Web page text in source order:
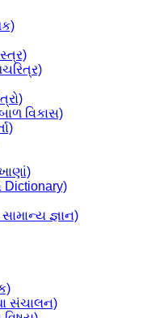
વિકાસ)
Dictionary)
જ્ઞાન)
સંચાલન)